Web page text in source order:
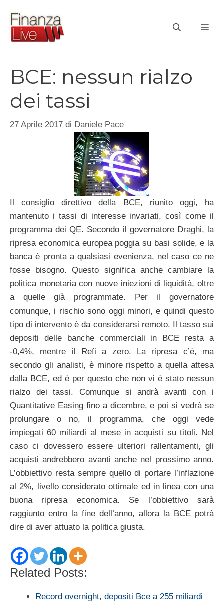
contenuto
BCE: nessun rialzo
dei tassi
27 Aprile 2017 di Daniele Pace
Il consiglio direttivo della BCE, riunito oggi, ha
mantenuto i tassi di interesse invariati, così come il
programma dei QE. Secondo il governatore Draghi, la
ripresa economica europea poggia su basi solide, e la
banca è pronta a qualsiasi evenienza, nel caso ce ne
fosse bisogno. Questo significa anche cambiare la
politica monetaria con nuove iniezioni di liquidità, oltre
a quelle già programmate. Per il governatore
comunque, i rischio sono oggi minori, e quindi questo
tipo di intervento è da considerarsi remoto. Il tasso sui
depositi delle banche commerciali in BCE resta a
-0,4%, mentre il Refi a zero. La ripresa c’è, ma
secondo gli analisti, è minore rispetto a quella attesa
dalla BCE, ed è per questo che non vi è stato nessun
rialzo dei tassi. Comunque si andrà avanti con i
Quantitative Easing fino a dicembre, e poi si vedrà se
prolungare o no, il programma, che oggi vede
impiegati 60 miliardi al mese in acquisti su titoli. Nel
caso ci dovessero essere ulteriori rallentamenti, gli
acquisti andrebbero avanti anche nel prossimo anno.
L’obbiettivo resta sempre quello di portare l’inflazione
al 2%, livello considerato ottimale ed in linea con una
buona ripresa economica. Se l’obbiettivo sarà
raggiunto entro la fine dell’anno, allora la BCE potrà
dire di aver attuato la politica giusta.
Related Posts:
Record overnight, depositi Bce a 255 miliardi